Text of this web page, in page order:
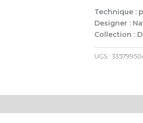
Technique :
Designer :
Collection :
UGS :